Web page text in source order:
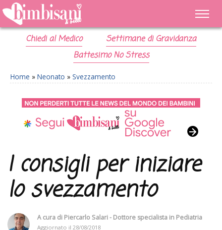
Chiedi al Medico
Settimane di Gravidanza
Battesimo No Stress
Home » Neonato » Svezzamento
I consigli per iniziare
lo svezzamento
A cura di Piercarlo Salari - Dottore specialista in Pediatria
Aggiornato il 28/08/2018